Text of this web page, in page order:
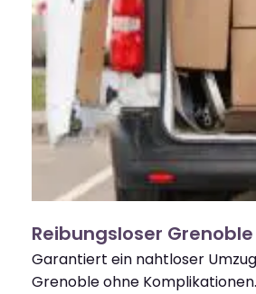
Reibungsloser
Garantiert ein nahtloser
Grenoble ohne Komplikationen.